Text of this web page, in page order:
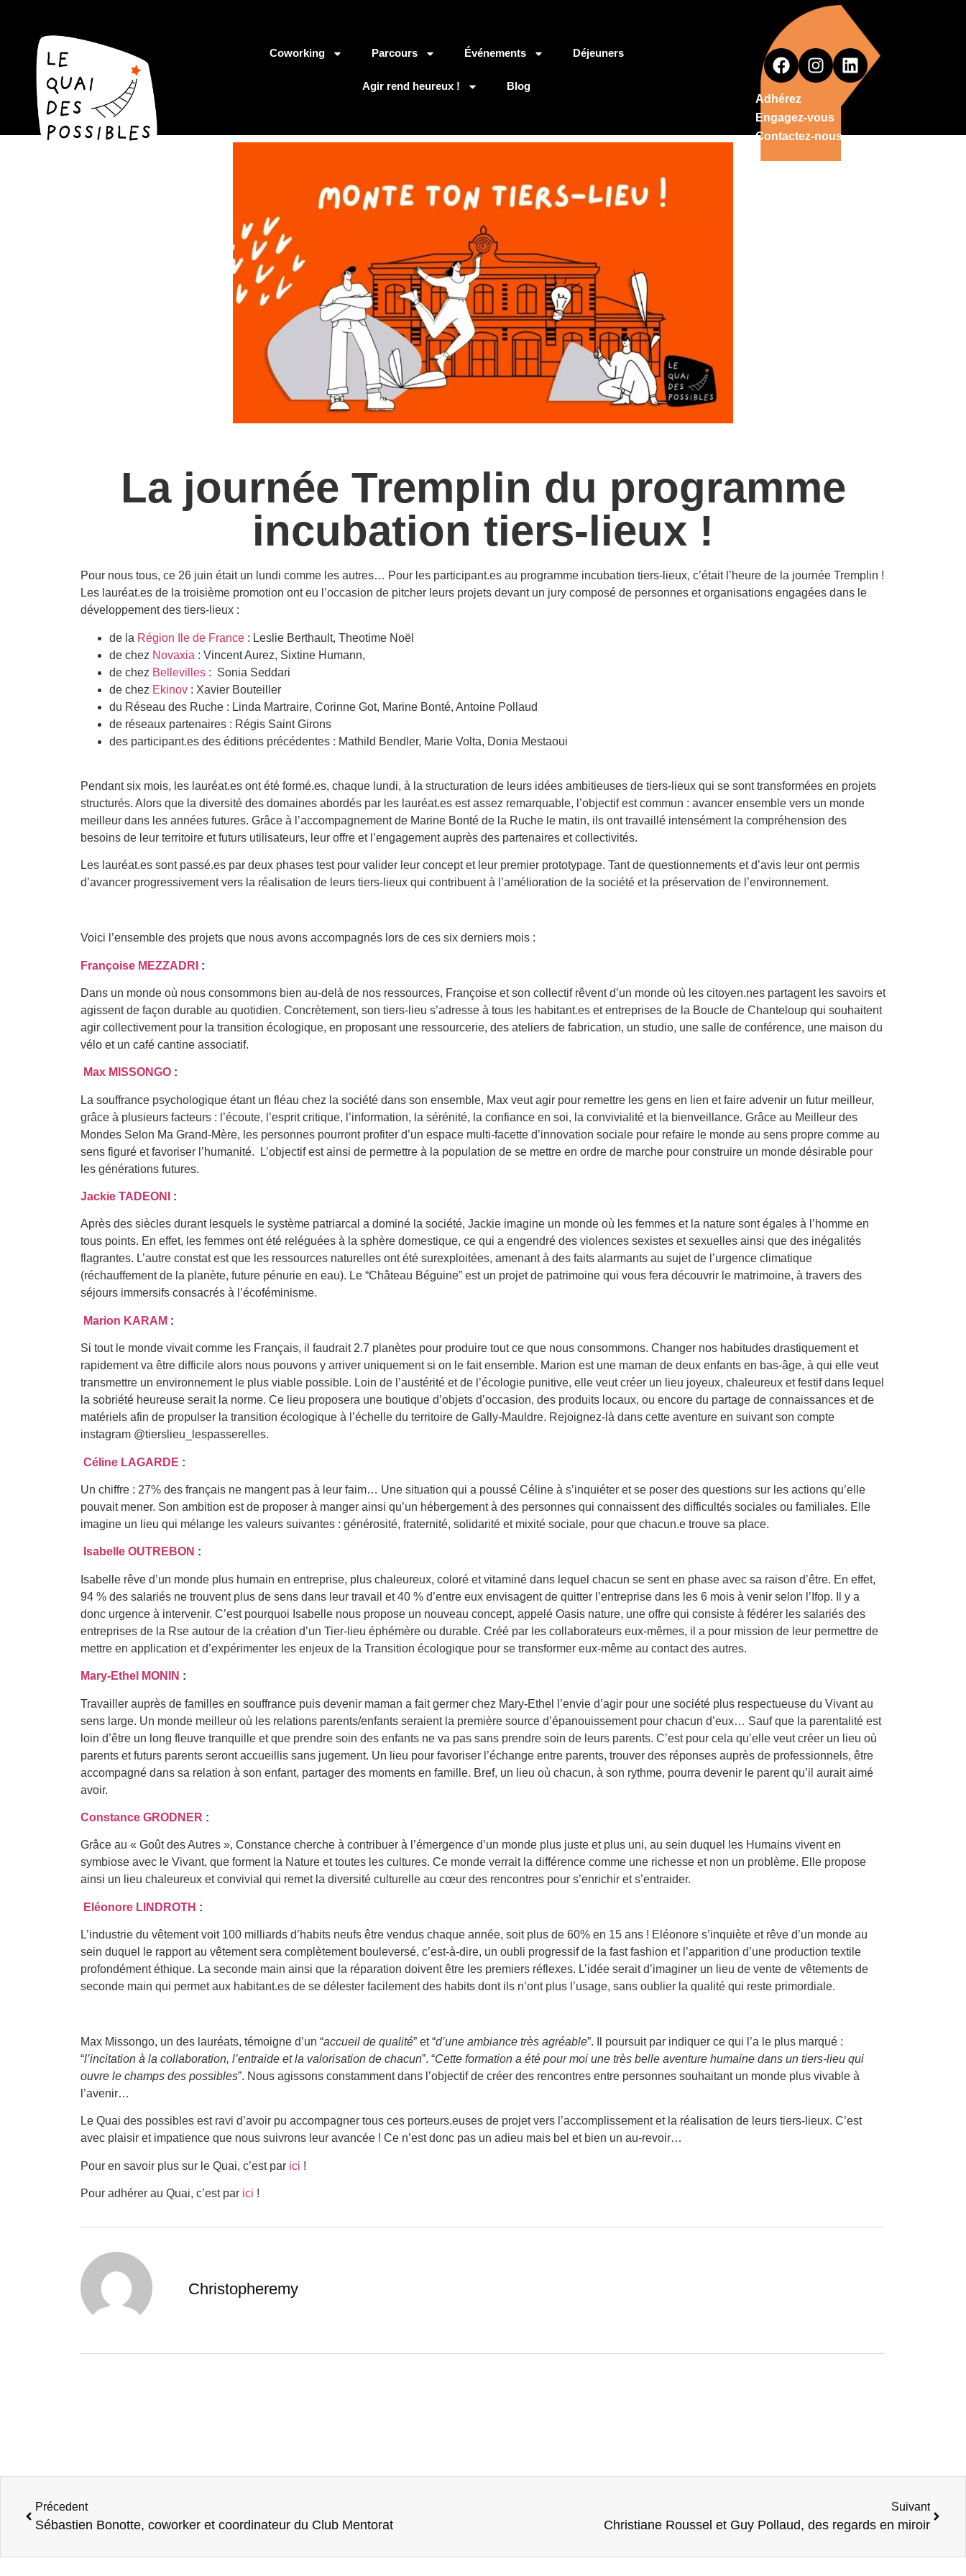
Coworking Parcours Événements Déjeuners
Agir rend heureux !
Blog
Adhérez
Engagez-vous
Contactez-nous
La journée Tremplin du programme
incubation tiers-lieux !
Pour nous tous, ce 26 juin était un lundi comme les autres… Pour les participant.es au programme incubation tiers-lieux, c’était l’heure de la journée Tremplin !
Les lauréat.es de la troisième promotion ont eu l’occasion de pitcher leurs projets devant un jury composé de personnes et organisations engagées dans le
développement des tiers-lieux :
de la Région Ile de France : Leslie Berthault, Theotime Noël
de chez Novaxia : Vincent Aurez, Sixtine Humann,
de chez Bellevilles : Sonia Seddari
de chez Ekinov : Xavier Bouteiller
du Réseau des Ruche : Linda Martraire, Corinne Got, Marine Bonté, Antoine Pollaud
de réseaux partenaires : Régis Saint Girons
des participant.es des éditions précédentes : Mathild Bendler, Marie Volta, Donia Mestaoui
Pendant six mois, les lauréat.es ont été formé.es, chaque lundi, à la structuration de leurs idées ambitieuses de tiers-lieux qui se sont transformées en projets
structurés. Alors que la diversité des domaines abordés par les lauréat.es est assez remarquable, l’objectif est commun : avancer ensemble vers un monde
meilleur dans les années futures. Grâce à l’accompagnement de Marine Bonté de la Ruche le matin, ils ont travaillé intensément la compréhension des
besoins de leur territoire et futurs utilisateurs, leur offre et l’engagement auprès des partenaires et collectivités.
Les lauréat.es sont passé.es par deux phases test pour valider leur concept et leur premier prototypage. Tant de questionnements et d’avis leur ont permis
d’avancer progressivement vers la réalisation de leurs tiers-lieux qui contribuent à l’amélioration de la société et la préservation de l’environnement.
Voici l’ensemble des projets que nous avons accompagnés lors de ces six derniers mois :
Françoise MEZZADRI :
Dans un monde où nous consommons bien au-delà de nos ressources, Françoise et son collectif rêvent d’un monde où les citoyen.nes partagent les savoirs et
agissent de façon durable au quotidien. Concrètement, son tiers-lieu s’adresse à tous les habitant.es et entreprises de la Boucle de Chanteloup qui souhaitent
agir collectivement pour la transition écologique, en proposant une ressourcerie, des ateliers de fabrication, un studio, une salle de conférence, une maison du
vélo et un café cantine associatif.
Max MISSONGO :
La souffrance psychologique étant un fléau chez la société dans son ensemble, Max veut agir pour remettre les gens en lien et faire advenir un futur meilleur,
grâce à plusieurs facteurs : l’écoute, l’esprit critique, l’information, la sérénité, la confiance en soi, la convivialité et la bienveillance. Grâce au Meilleur des
Mondes Selon Ma Grand-Mère, les personnes pourront profiter d’un espace multi-facette d’innovation sociale pour refaire le monde au sens propre comme au
sens figuré et favoriser l’humanité. L’objectif est ainsi de permettre à la population de se mettre en ordre de marche pour construire un monde désirable pour
les générations futures.
Jackie TADEONI :
Après des siècles durant lesquels le système patriarcal a dominé la société, Jackie imagine un monde où les femmes et la nature sont égales à l’homme en
tous points. En effet, les femmes ont été reléguées à la sphère domestique, ce qui a engendré des violences sexistes et sexuelles ainsi que des inégalités
flagrantes. L’autre constat est que les ressources naturelles ont été surexploitées, amenant à des faits alarmants au sujet de l’urgence climatique
(réchauffement de la planète, future pénurie en eau). Le “Château Béguine” est un projet de patrimoine qui vous fera découvrir le matrimoine, à travers des
séjours immersifs consacrés à l’écoféminisme.
Marion KARAM :
Si tout le monde vivait comme les Français, il faudrait 2.7 planètes pour produire tout ce que nous consommons. Changer nos habitudes drastiquement et
rapidement va être difficile alors nous pouvons y arriver uniquement si on le fait ensemble. Marion est une maman de deux enfants en bas-âge, à qui elle veut
transmettre un environnement le plus viable possible. Loin de l’austérité et de l’écologie punitive, elle veut créer un lieu joyeux, chaleureux et festif dans lequel
la sobriété heureuse serait la norme. Ce lieu proposera une boutique d’objets d’occasion, des produits locaux, ou encore du partage de connaissances et de
matériels afin de propulser la transition écologique à l’échelle du territoire de Gally-Mauldre. Rejoignez-là dans cette aventure en suivant son compte
instagram @tierslieu_lespasserelles.
Céline LAGARDE :
Un chiffre : 27% des français ne mangent pas à leur faim… Une situation qui a poussé Céline à s’inquiéter et se poser des questions sur les actions qu’elle
pouvait mener. Son ambition est de proposer à manger ainsi qu’un hébergement à des personnes qui connaissent des difficultés sociales ou familiales. Elle
imagine un lieu qui mélange les valeurs suivantes : générosité, fraternité, solidarité et mixité sociale, pour que chacun.e trouve sa place.
Isabelle OUTREBON :
Isabelle rêve d’un monde plus humain en entreprise, plus chaleureux, coloré et vitaminé dans lequel chacun se sent en phase avec sa raison d’être. En effet,
94 % des salariés ne trouvent plus de sens dans leur travail et 40 % d’entre eux envisagent de quitter l’entreprise dans les 6 mois à venir selon l’Ifop. Il y a
donc urgence à intervenir. C’est pourquoi Isabelle nous propose un nouveau concept, appelé Oasis nature, une offre qui consiste à fédérer les salariés des
entreprises de la Rse autour de la création d’un Tier-lieu éphémère ou durable. Créé par les collaborateurs eux-mêmes, il a pour mission de leur permettre de
mettre en application et d’expérimenter les enjeux de la Transition écologique pour se transformer eux-même au contact des autres.
Mary-Ethel MONIN :
Travailler auprès de familles en souffrance puis devenir maman a fait germer chez Mary-Ethel l’envie d’agir pour une société plus respectueuse du Vivant au
sens large. Un monde meilleur où les relations parents/enfants seraient la première source d’épanouissement pour chacun d’eux… Sauf que la parentalité est
loin d’être un long fleuve tranquille et que prendre soin des enfants ne va pas sans prendre soin de leurs parents. C’est pour cela qu’elle veut créer un lieu où
parents et futurs parents seront accueillis sans jugement. Un lieu pour favoriser l’échange entre parents, trouver des réponses auprès de professionnels, être
accompagné dans sa relation à son enfant, partager des moments en famille. Bref, un lieu où chacun, à son rythme, pourra devenir le parent qu’il aurait aimé
avoir.
Constance GRODNER :
Grâce au « Goût des Autres », Constance cherche à contribuer à l’émergence d’un monde plus juste et plus uni, au sein duquel les Humains vivent en
symbiose avec le Vivant, que forment la Nature et toutes les cultures. Ce monde verrait la différence comme une richesse et non un problème. Elle propose
ainsi un lieu chaleureux et convivial qui remet la diversité culturelle au cœur des rencontres pour s’enrichir et s’entraider.
Eléonore LINDROTH :
L’industrie du vêtement voit 100 milliards d’habits neufs être vendus chaque année, soit plus de 60% en 15 ans ! Eléonore s’inquiète et rêve d’un monde au
sein duquel le rapport au vêtement sera complètement bouleversé, c’est-à-dire, un oubli progressif de la fast fashion et l’apparition d’une production textile
profondément éthique. La seconde main ainsi que la réparation doivent être les premiers réflexes. L’idée serait d’imaginer un lieu de vente de vêtements de
seconde main qui permet aux habitant.es de se délester facilement des habits dont ils n’ont plus l’usage, sans oublier la qualité qui reste primordiale.
Max Missongo, un des lauréats, témoigne d’un “accueil de qualité” et “d’une ambiance très agréable”. Il poursuit par indiquer ce qui l’a le plus marqué :
“l’incitation à la collaboration, l’entraide et la valorisation de chacun”. “Cette formation a été pour moi une très belle aventure humaine dans un tiers-lieu qui
ouvre le champs des possibles”. Nous agissons constamment dans l’objectif de créer des rencontres entre personnes souhaitant un monde plus vivable à
l’avenir…
Le Quai des possibles est ravi d’avoir pu accompagner tous ces porteurs.euses de projet vers l’accomplissement et la réalisation de leurs tiers-lieux. C’est
avec plaisir et impatience que nous suivrons leur avancée ! Ce n’est donc pas un adieu mais bel et bien un au-revoir…
Pour en savoir plus sur le Quai, c’est par ici !
Pour adhérer au Quai, c’est par ici !
Christopheremy
Précedent
Sébastien Bonotte, coworker et coordinateur du Club Mentorat
Suivant
Christiane Roussel et Guy Pollaud, des regards en miroir